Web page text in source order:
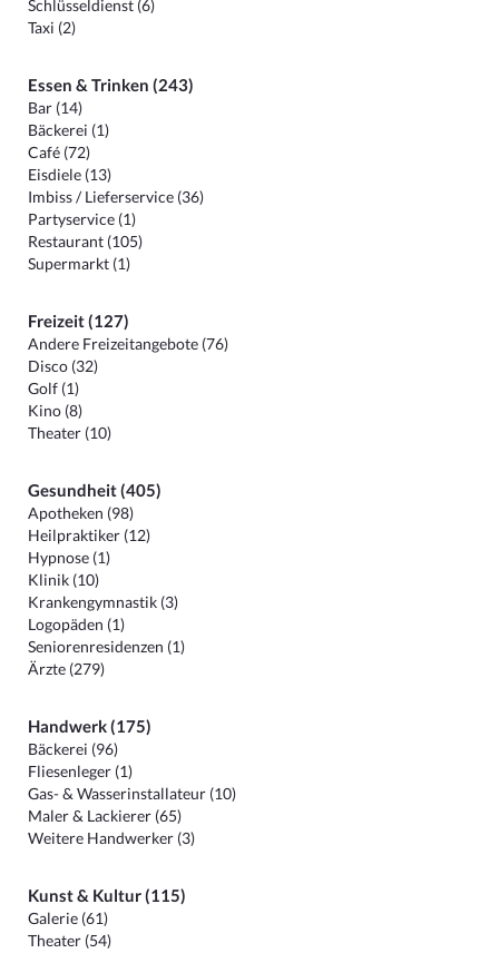
Schlüsseldienst (6)
Taxi (2)
Essen & Trinken (243)
Bar (14)
Bäckerei (1)
Café (72)
Eisdiele (13)
Imbiss / Lieferservice (36)
Partyservice (1)
Restaurant (105)
Supermarkt (1)
Freizeit (127)
Andere Freizeitangebote (76)
Disco (32)
Golf (1)
Kino (8)
Theater (10)
Gesundheit (405)
Apotheken (98)
Heilpraktiker (12)
Hypnose (1)
Klinik (10)
Krankengymnastik (3)
Logopäden (1)
Seniorenresidenzen (1)
Ärzte (279)
Handwerk (175)
Bäckerei (96)
Fliesenleger (1)
Gas- & Wasserinstallateur (10)
Maler & Lackierer (65)
Weitere Handwerker (3)
Kunst & Kultur (115)
Galerie (61)
Theater (54)